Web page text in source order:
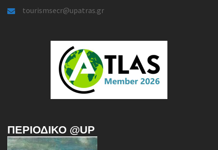
tourismsecr@upatras.gr
ΠΕΡΙΟΔΙΚΌ @UP